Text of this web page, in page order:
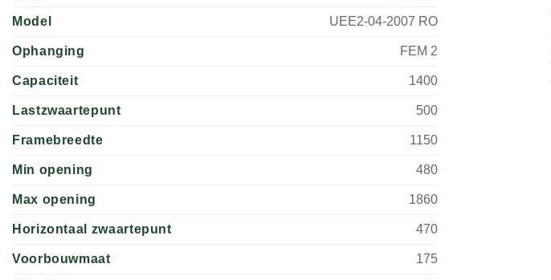
Model UEE2-04-2007 RO
Ophanging FEM 2
Capaciteit 1400
Lastzwaartepunt 500
Framebreedte 1150
Min opening 480
Max opening 1860
Horizontaal zwaartepunt 470
Voorbouwmaat 175